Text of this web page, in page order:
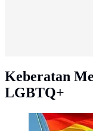
Keberatan
LGBTQ+
Pride flag | via: